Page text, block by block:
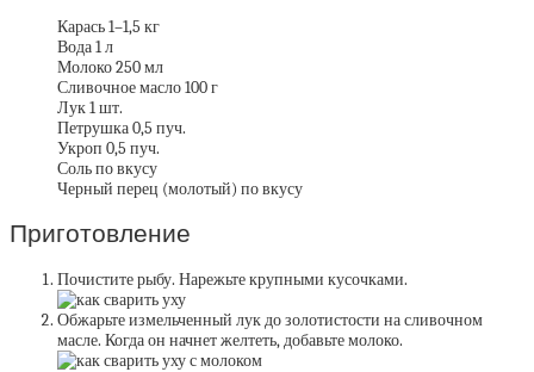
Карась 1–1,5 кг
Вода 1 л
Молоко 250 мл
Сливочное масло 100 г
Лук 1 шт.
Петрушка 0,5 пуч.
Укроп 0,5 пуч.
Соль по вкусу
Черный перец (молотый) по вкусу
Приготовление
Почистите рыбу. Нарежьте крупными кусочками.
Обжарьте измельченный лук до золотистости на сливочном
масле. Когда он начнет желтеть, добавьте молоко.